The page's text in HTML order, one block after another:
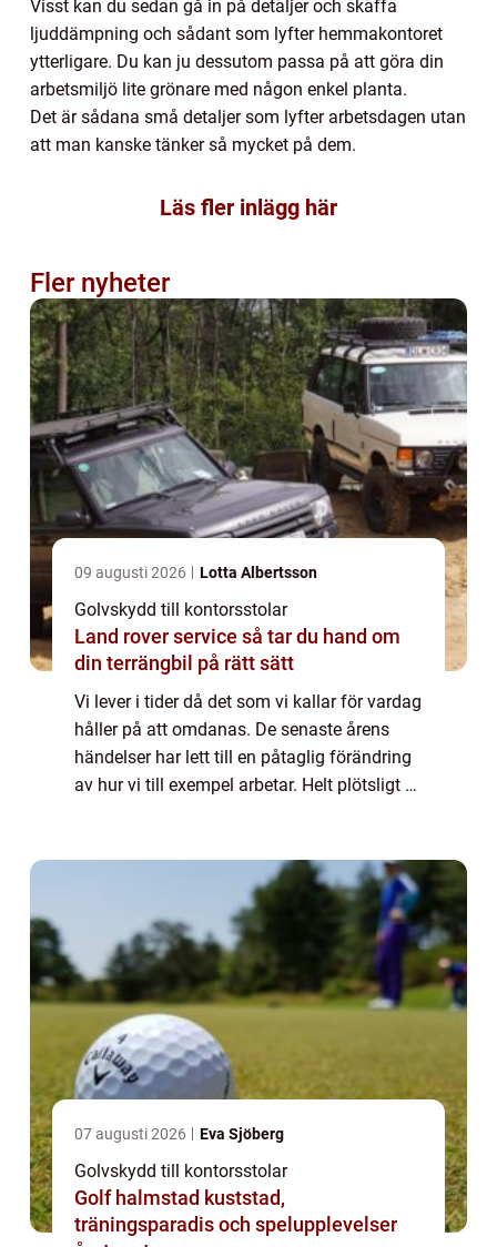
Visst kan du sedan gå in på detaljer och skaffa
ljuddämpning och sådant som lyfter hemmakontoret
ytterligare. Du kan ju dessutom passa på att göra din
arbetsmiljö lite grönare med någon enkel planta.
Det är sådana små detaljer som lyfter arbetsdagen utan
att man kanske tänker så mycket på dem.
Läs fler inlägg här
Fler nyheter
09 augusti 2026 Lotta Albertsson
Golvskydd till kontorsstolar
Land rover service så tar du hand om
din terrängbil på rätt sätt
Vi lever i tider då det som vi kallar för vardag
håller på att omdanas. De senaste årens
händelser har lett till en påtaglig förändring
av hur vi till exempel arbetar. Helt plötsligt är
07 augusti 2026 Eva Sjöberg
Golvskydd till kontorsstolar
Golf halmstad kuststad,
träningsparadis och spelupplevelser